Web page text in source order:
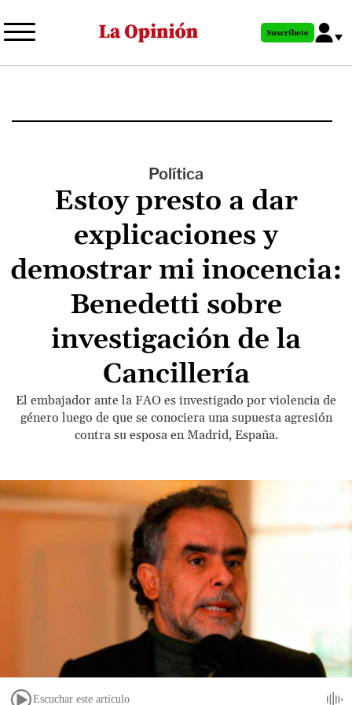
al
principal
Suscríbete
Política
Estoy presto a dar
explicaciones y
demostrar mi inocencia:
Benedetti sobre
investigación de la
Cancillería
El embajador ante la FAO es investigado por violencia de
género luego de que se conociera una supuesta agresión
contra su esposa en Madrid, España.
Escuchar este artículo